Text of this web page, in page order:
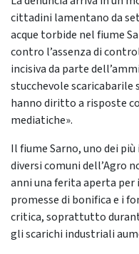
cittadini lamentano da
acque torbide nel fiume
contro l’assenza di
incisiva da parte
stucchevole
hanno diritto a risposte
mediatiche».
Il fiume Sarno, uno dei
diversi comuni dell’Agro
anni una ferita aperta
promesse di bonifica e i
critica, soprattutto
gli scarichi industriali